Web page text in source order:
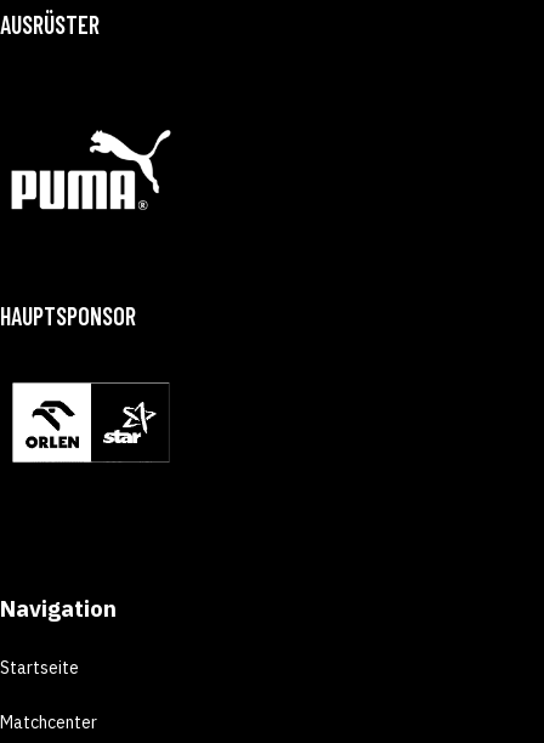
AUSRÜSTER
HAUPTSPONSOR
Navigation
Startseite
Matchcenter